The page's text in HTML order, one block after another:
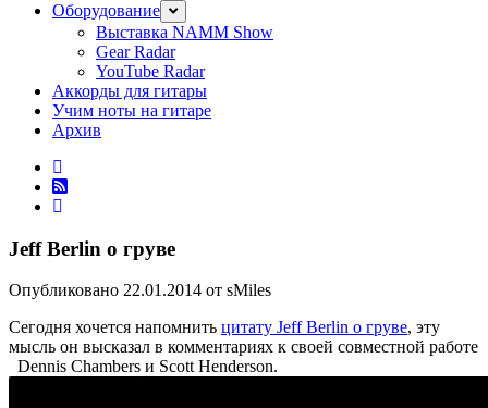
Оборудование открыть
меню
Выставка NAMM Show
Gear Radar
YouTube Radar
Аккорды для гитары
Учим ноты на гитаре
Архив
rss
Jeff Berlin о груве
Опубликовано 22.01.2014 от sMiles
Сегодня хочется напомнить цитату Jeff Berlin о груве, эту
мысль он высказал в комментариях к своей совместной работе
Dennis Chambers и Scott Henderson.